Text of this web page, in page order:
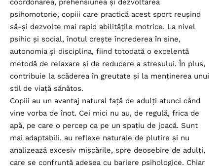
coordonarea, prehensiunea și dezvoltarea
psihomotorie, copiii care practică acest sport reușind
să-și dezvolte mai rapid abilitățile motrice. La nivel
psihic și social, înotul crește încrederea în sine,
autonomia și disciplina, fiind totodată o excelentă
metodă de relaxare și de reducere a stresului. În plus,
contribuie la scăderea în greutate și la menținerea unui
stil de viață sănătos.
Copiii au un avantaj natural față de adulți atunci când
vine vorba de înot. Cei mici nu au, de regulă, frica de
apă, pe care o percep ca pe un spațiu de joacă. Sunt
mai adaptabili, au reflexe naturale de plutire și nu
analizează excesiv mișcările, spre deosebire de adulți,
care se confruntă adesea cu bariere psihologice. Chiar